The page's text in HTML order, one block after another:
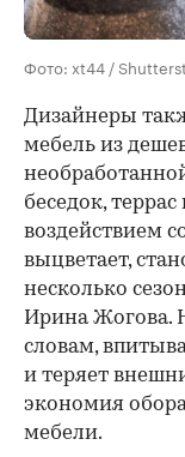
Фото: xt44 /
Дизайнеры
мебель из
беседок,
воздействием
выцветает,
несколько
Ирина Жогова.
словам,
и теряет
экономия
мебели.